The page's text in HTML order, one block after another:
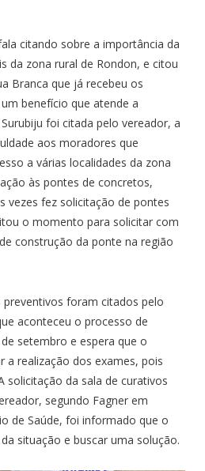
citando sobre a importância da
da zona rural de Rondon, e citou
Branca que já recebeu os
benefício que atende a
foi citada pelo vereador, a
aos moradores que
a várias localidades da zona
às pontes de concretos,
vezes fez solicitação de pontes
o momento para solicitar com
construção da ponte na região
foram citados pelo
aconteceu o processo de
setembro e espera que o
a realização dos exames, pois
solicitação da sala de curativos
segundo Fagner em
de Saúde, foi informado que o
situação e buscar uma solução.